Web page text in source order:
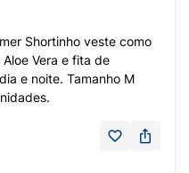
Shortinho veste como
Vera e fita de
e noite. Tamanho M